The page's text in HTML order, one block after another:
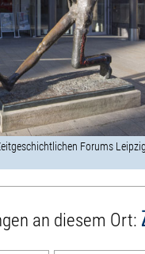
Forums
an diesem Ort: